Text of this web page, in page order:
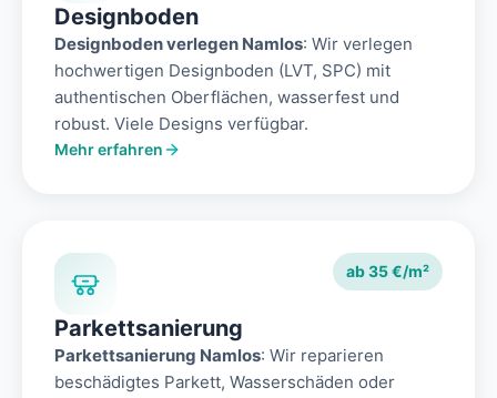
Designboden
Designboden verlegen Namlos: Wir verlegen
hochwertigen Designboden (LVT, SPC) mit
authentischen Oberflächen, wasserfest und
robust. Viele Designs verfügbar.
Mehr erfahren
ab 35 €/m²
Parkettsanierung
Parkettsanierung Namlos: Wir reparieren
beschädigtes Parkett, Wasserschäden oder